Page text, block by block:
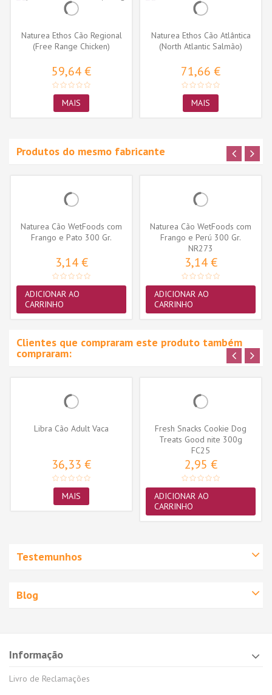
Naturea Ethos Cão Regional
(Free Range Chicken)
59,64 €
MAIS
Naturea Ethos Cão Atlântica
(North Atlantic Salmão)
71,66 €
MAIS
Produtos do mesmo fabricante
Naturea Cão WetFoods com
Frango e Pato 300 Gr.
3,14 €
ADICIONAR AO
CARRINHO
Naturea Cão WetFoods com
Frango e Perú 300 Gr.
NR273
3,14 €
ADICIONAR AO
CARRINHO
Clientes que compraram este produto também
compraram:
Libra Cão Adult Vaca
36,33 €
MAIS
Fresh Snacks Cookie Dog
Treats Good nite 300g
FC25
2,95 €
ADICIONAR AO
CARRINHO
Testemunhos
Blog
Informação
Livro de Reclamações